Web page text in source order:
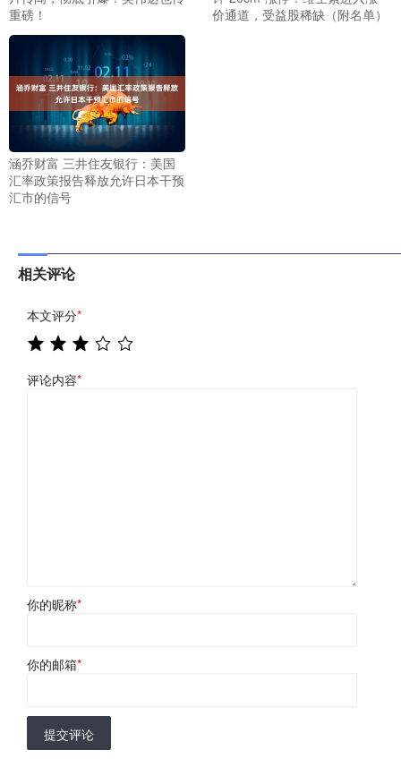
重磅！
价通道，受益股稀缺（附名单）
涵乔财富 三井住友银行：美国
汇率政策报告释放允许日本干预
汇市的信号
相关评论
本文评分*
评论内容*
你的昵称*
你的邮箱*
提交评论